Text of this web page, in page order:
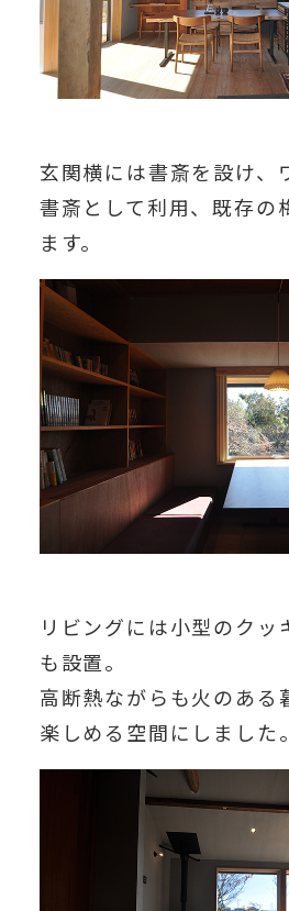
玄関横には書斎を設け、
書斎として利用、既存の
ます。
リビングには小型のクッ
も設置。
高断熱ながらも火のある
楽しめる空間にしました。